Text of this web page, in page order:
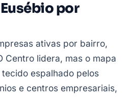
por
ativas por bairro,
Centro lidera, mas o mapa
espalhado pelos
e centros empresariais,